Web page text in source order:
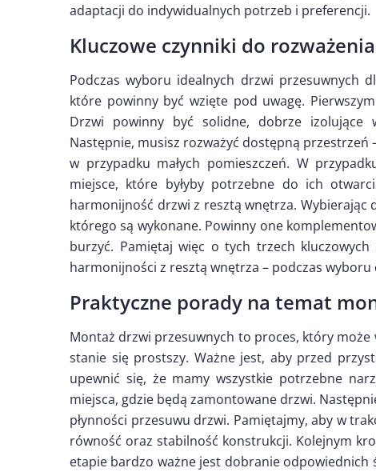
adaptacji do indywidualnych potrzeb i preferencji.
Kluczowe czynniki do
Podczas wyboru idealnych drzwi przesuwnych
które powinny być wzięte pod uwagę.
Drzwi powinny być solidne, dobrze izolujące
Następnie, musisz rozważyć dostępną przestrzeń
w przypadku małych pomieszczeń. W
miejsce, które byłyby potrzebne do ich
harmonijność drzwi z resztą wnętrza. Wybierając
którego są wykonane. Powinny one
burzyć. Pamiętaj więc o tych trzech
harmonijności z resztą wnętrza – podczas
Praktyczne porady na temat
Montaż drzwi przesuwnych to proces, który
stanie się prostszy. Ważne jest, aby przed
upewnić się, że mamy wszystkie potrzebne
miejsca, gdzie będą zamontowane drzwi.
płynności przesuwu drzwi. Pamiętajmy, aby w
równość oraz stabilność konstrukcji. Kolejnym
etapie bardzo ważne jest dobranie odpowiednich